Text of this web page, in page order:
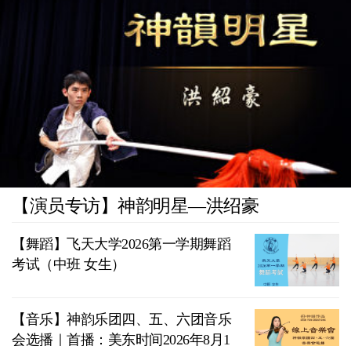
【演员专访】神韵明星—洪绍豪
【舞蹈】飞天大学2026第一学期舞蹈
考试（中班 女生）
【音乐】神韵乐团四、五、六团音乐
会选播｜首播：美东时间2026年8月1